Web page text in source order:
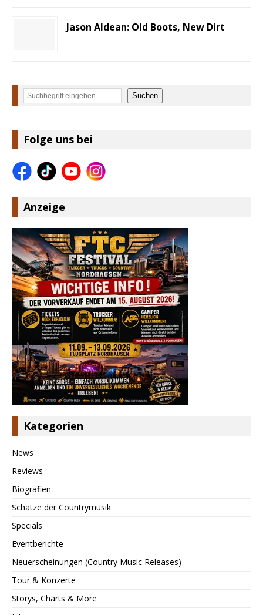
Jason Aldean: Old Boots, New Dirt
Suchen Suchen
Folge uns bei
Anzeige
Kategorien
News
Reviews
Biografien
Schätze der Countrymusik
Specials
Eventberichte
Neuerscheinungen (Country Music Releases)
Tour & Konzerte
Storys, Charts & More